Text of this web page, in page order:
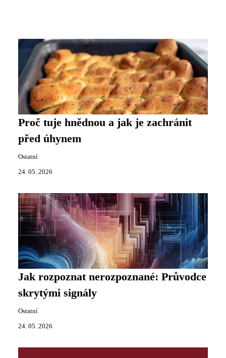
Proč tuje hnědnou a jak je zachránit
před úhynem
Ostatní
24. 05. 2026
Jak rozpoznat nerozpoznané: Průvodce
skrytými signály
Ostatní
24. 05. 2026